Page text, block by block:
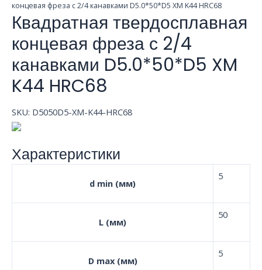
концевая фреза с 2/4 канавками D5.0*50*D5 XM K44 HRC68
Квадратная твердосплавная
концевая фреза с 2/4
канавками D5.0*50*D5 XM
K44 HRC68
SKU: D5050D5-XM-K44-HRC68
Характеристики
d min (мм)
5
L (мм)
50
D max (мм)
5